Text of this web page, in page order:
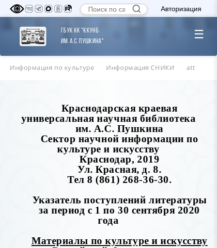
Авторизация
ГБУК КК "ККУНБ
им. А.С. Пушкина"
☰
Информация по культуре Информация СНИКИ att
Краснодарская краевая
универсальная научная библиотека
им. А.С. Пушкина
Сектор научной информации по
культуре и искусству
Краснодар, 2019
Ул. Красная, д. 8.
Тел 8 (861) 268-36-30.
Указатель поступлений литературы
за период с 1 по 30 сентября 2020
года
Материалы по культуре и искусству